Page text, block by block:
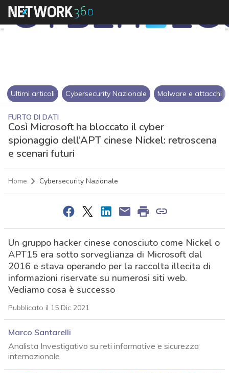
Ultimi articoli Cybersecurity Nazionale Malware e attacchi
FURTO DI DATI
Così Microsoft ha bloccato il cyber
spionaggio dell’APT cinese Nickel: retroscena
e scenari futuri
Home Cybersecurity Nazionale
Un gruppo hacker cinese conosciuto come Nickel o
APT15 era sotto sorveglianza di Microsoft dal
2016 e stava operando per la raccolta illecita di
informazioni riservate su numerosi siti web.
Vediamo cosa è successo
Pubblicato il 15 Dic 2021
Marco Santarelli
Analista Investigativo su reti informative e sicurezza
internazionale